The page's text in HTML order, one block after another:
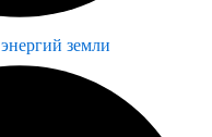
земли